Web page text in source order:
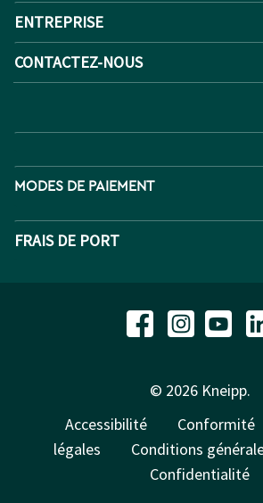
ENTREPRISE
CONTACTEZ-NOUS
MODES DE PAIEMENT
FRAIS DE PORT
© 2026 Kneipp.
Accessibilité
Conformité
légales
Conditions
Confidentialité